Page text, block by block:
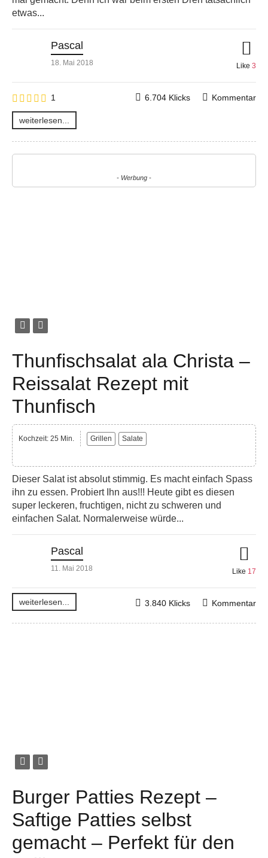
etwas...
Pascal
18. Mai 2018 Like 3
1
weiterlesen...
Kommentar
6.704 Klicks
- Werbung -
Thunfischsalat ala Christa –
Reissalat Rezept mit
Thunfisch
Kochzeit: 25 Min. Grillen Salate
Dieser Salat ist absolut stimmig. Es macht einfach Spass
ihn zu essen. Probiert Ihn aus!!! Heute gibt es diesen
super leckeren, fruchtigen, nicht zu schweren und
einfachen Salat. Normalerweise würde...
Pascal
11. Mai 2018 Like 17
weiterlesen... Kommentar
3.840 Klicks
Burger Patties Rezept –
Saftige Patties selbst
gemacht – Perfekt für den